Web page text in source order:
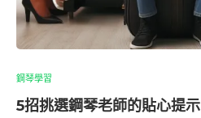
鋼琴學習
5招挑選鋼琴老師的貼心提示